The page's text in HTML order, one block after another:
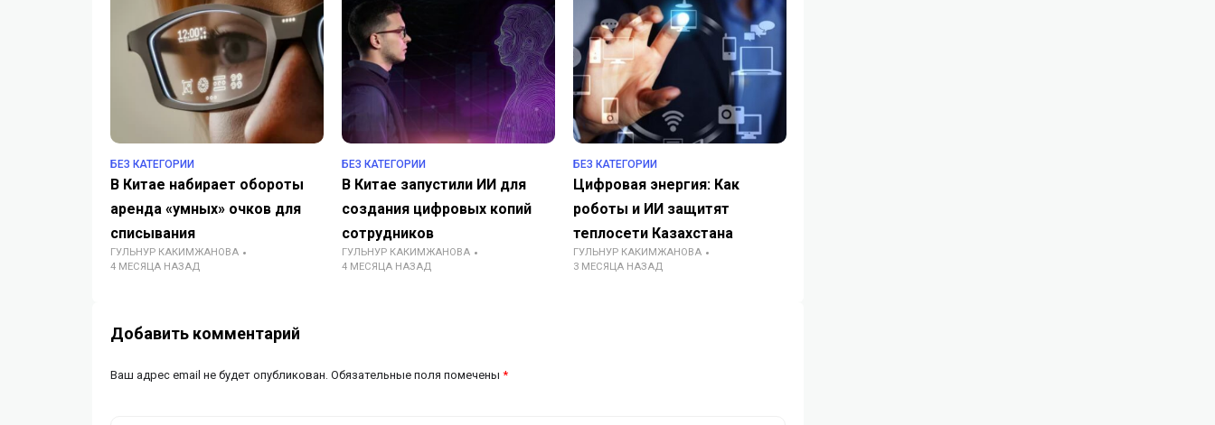
БЕЗ КАТЕГОРИИ
В Китае набирает обороты
аренда «умных» очков для
списывания
ГУЛЬНУР КАКИМЖАНОВА
4 МЕСЯЦА НАЗАД
БЕЗ КАТЕГОРИИ
В Китае запустили ИИ для
создания цифровых копий
сотрудников
ГУЛЬНУР КАКИМЖАНОВА
4 МЕСЯЦА НАЗАД
БЕЗ КАТЕГОРИИ
Цифровая энергия: Как
роботы и ИИ защитят
теплосети Казахстана
ГУЛЬНУР КАКИМЖАНОВА
3 МЕСЯЦА НАЗАД
Добавить комментарий
Ваш адрес email не будет опубликован. Обязательные поля помечены *